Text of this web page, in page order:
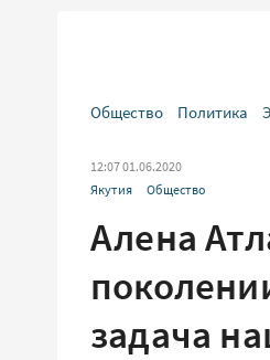
Общество Политика
12:07 01.06.2020
Якутия
Общество
Алена
задача